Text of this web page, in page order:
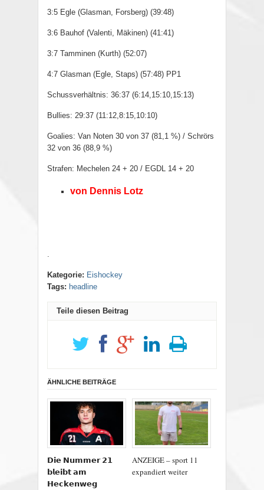
3:5 Egle (Glasman, Forsberg) (39:48)
3:6 Bauhof (Valenti, Mäkinen) (41:41)
3:7 Tamminen (Kurth) (52:07)
4:7 Glasman (Egle, Staps) (57:48) PP1
Schussverhältnis: 36:37 (6:14,15:10,15:13)
Bullies: 29:37 (11:12,8:15,10:10)
Goalies: Van Noten 30 von 37 (81,1 %) / Schrörs
32 von 36 (88,9 %)
Strafen: Mechelen 24 + 20 / EGDL 14 + 20
von Dennis Lotz
.
Kategorie: Eishockey
Tags: headline
Teile diesen Beitrag
ÄHNLICHE BEITRÄGE
𝗗𝗶𝗲 𝗡𝘂𝗺𝗺𝗲𝗿 𝟮𝟭
𝗯𝗹𝗲𝗶𝗯𝘁 𝗮𝗺
𝗛𝗲𝗰𝗸𝗲𝗻𝘄𝗲𝗴
ANZEIGE – sport 11
expandiert weiter